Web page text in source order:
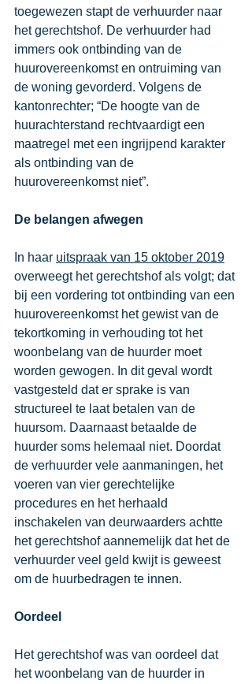
toegewezen stapt de verhuurder naar
het gerechtshof. De verhuurder had
immers ook ontbinding van de
huurovereenkomst en ontruiming van
de woning gevorderd. Volgens de
kantonrechter; “De hoogte van de
huurachterstand rechtvaardigt een
maatregel met een ingrijpend karakter
als ontbinding van de
huurovereenkomst niet”.
De belangen afwegen
In haar uitspraak van 15 oktober 2019
overweegt het gerechtshof als volgt; dat
bij een vordering tot ontbinding van een
huurovereenkomst het gewist van de
tekortkoming in verhouding tot het
woonbelang van de huurder moet
worden gewogen. In dit geval wordt
vastgesteld dat er sprake is van
structureel te laat betalen van de
huursom. Daarnaast betaalde de
huurder soms helemaal niet. Doordat
de verhuurder vele aanmaningen, het
voeren van vier gerechtelijke
procedures en het herhaald
inschakelen van deurwaarders achtte
het gerechtshof aannemelijk dat het de
verhuurder veel geld kwijt is geweest
om de huurbedragen te innen.
Oordeel
Het gerechtshof was van oordeel dat
het woonbelang van de huurder in